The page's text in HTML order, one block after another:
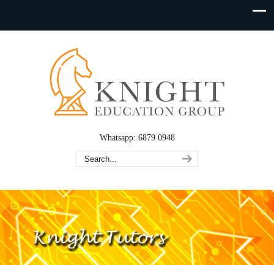
Whatsapp: 6879 0948